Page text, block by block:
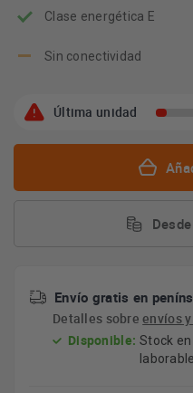
Clase energética E
Sin conectividad
Última unidad
Envío gratis en
Detalles sobreenvíos
Disponible: Stock